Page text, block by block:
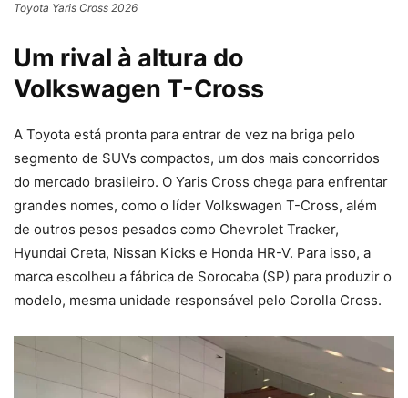
Toyota Yaris Cross 2026
Um rival à altura do
Volkswagen T-Cross
A Toyota está pronta para entrar de vez na briga pelo
segmento de SUVs compactos, um dos mais concorridos
do mercado brasileiro. O Yaris Cross chega para enfrentar
grandes nomes, como o líder Volkswagen T-Cross, além
de outros pesos pesados como Chevrolet Tracker,
Hyundai Creta, Nissan Kicks e Honda HR-V. Para isso, a
marca escolheu a fábrica de Sorocaba (SP) para produzir o
modelo, mesma unidade responsável pelo Corolla Cross.